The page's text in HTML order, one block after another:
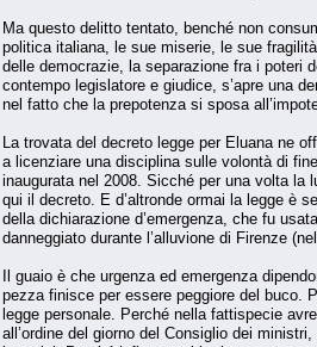
Ma questo delitto tentato, benché non
politica italiana, le sue miserie, le sue
delle democrazie, la separazione fra i poteri
contempo legislatore e giudice, s’apre una
nel fatto che la prepotenza si sposa
La trovata del decreto legge per Eluana ne
a licenziare una disciplina sulle volontà di
inaugurata nel 2008. Sicché per una volta la
qui il decreto. E d’altronde ormai la legge è
della dichiarazione d’emergenza, che fu
danneggiato durante l’alluvione di Firenze
Il guaio è che urgenza ed emergenza
pezza finisce per essere peggiore del buco.
legge personale. Perché nella fattispecie
all’ordine del giorno del Consiglio dei